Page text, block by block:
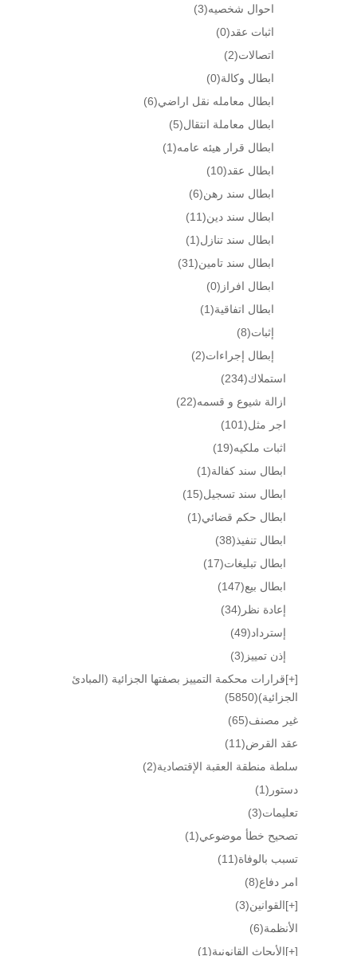
احوال شخصيه(3)
اثبات عقد(0)
اتصالات(2)
ابطال وكالة(0)
ابطال معامله نقل اراضي(6)
ابطال معاملة انتقال(5)
ابطال قرار هيئه عامه(1)
ابطال عقد(10)
ابطال سند رهن(6)
ابطال سند دين(11)
ابطال سند تنازل(1)
ابطال سند تامين(31)
ابطال افراز (0)
ابطال اتفاقية(1)
إثبات(8)
إبطال إجراءات(2)
استملاك(234)
ازالة شيوع و قسمه(22)
اجر مثل(101)
اثبات ملكيه(19)
ابطال سند كفالة(1)
ابطال سند تسجيل(15)
ابطال حكم قضائي(1)
ابطال تنفيذ(38)
ابطال تبليغات(17)
ابطال بيع(147)
إعادة نظر (34)
إسترداد(49)
إذن تمييز (3)
[+]قرارات محكمة التمييز بصفتها الجزائية (المبادئ
الجزائية)(5850)
غير مصنف(65)
عقد القرض(11)
سلطة منطقة العقبة الإقتصادية(2)
دستور (1)
تعليمات(3)
تصحيح خطأ موضوعي(1)
تسبب بالوفاة(11)
امر دفاع(8)
[+]القوانين(3)
الأنظمة(6)
[+]الأبحاث القانونية(1)